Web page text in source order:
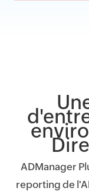
ADManager
reporting de